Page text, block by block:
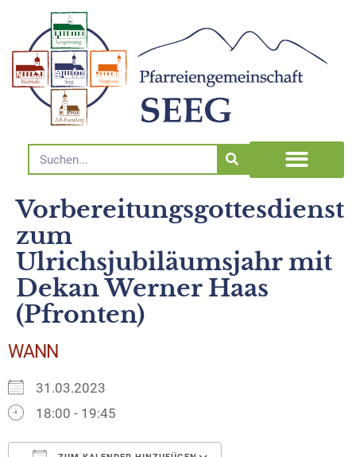
Vorbereitungsgottesdienst
zum
Ulrichsjubiläumsjahr mit
Dekan Werner Haas
(Pfronten)
WANN
31.03.2023
18:00 - 19:45